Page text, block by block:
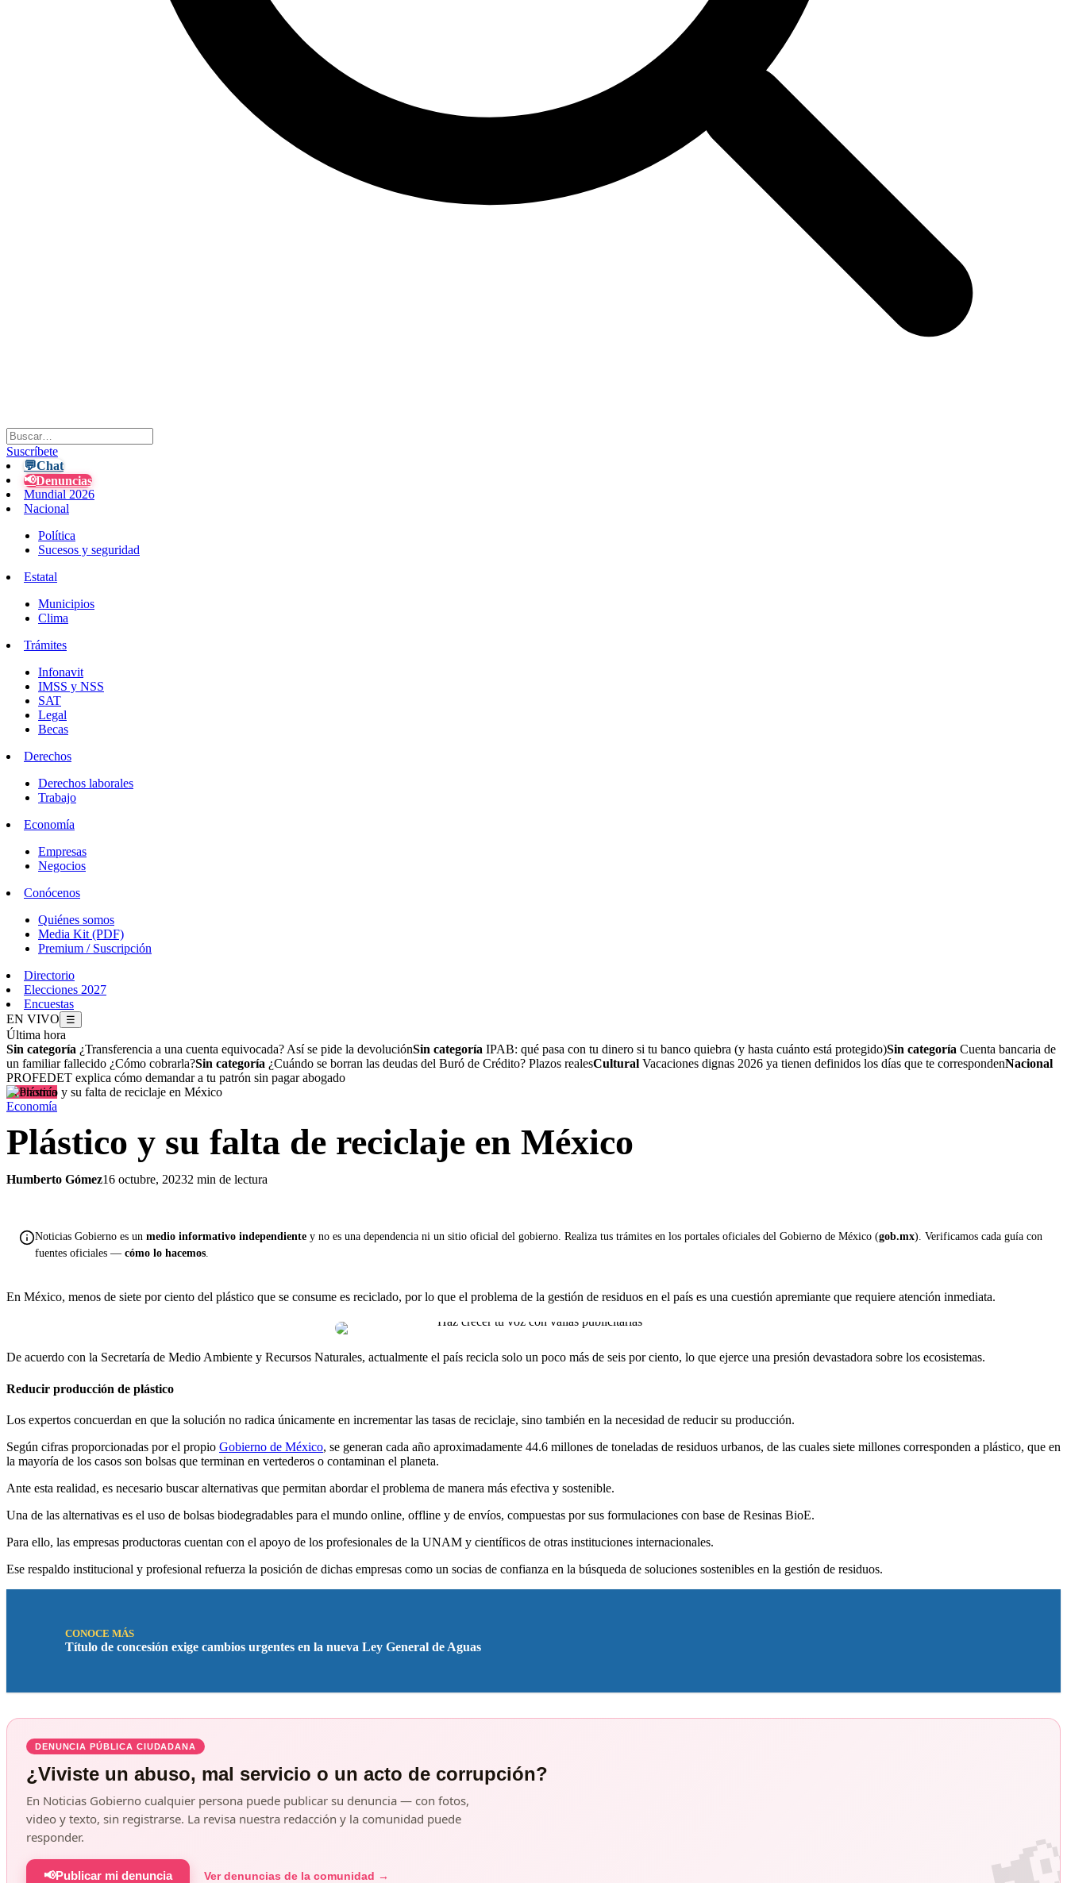
Suscríbete
💬Chat
📢Denuncias
Mundial 2026
Nacional
Política
Sucesos y seguridad
Estatal
Municipios
Clima
Trámites
Infonavit
IMSS y NSS
SAT
Legal
Becas
Derechos
Derechos laborales
Trabajo
Economía
Empresas
Negocios
Conócenos
Quiénes somos
Media Kit (PDF)
Premium / Suscripción
Directorio
Elecciones 2027
Encuestas
EN VIVO
☰
Última hora
Sin categoría ¿Transferencia a una cuenta equivocada? Así se pide la devoluciónSin categoría IPAB: qué pasa con tu dinero si tu banco quiebra (y hasta cuánto está protegido)Sin categoría Cuenta bancaria de
un familiar fallecido ¿Cómo cobrarla?Sin categoría ¿Cuándo se borran las deudas del Buró de Crédito? Plazos realesCultural Vacaciones dignas 2026 ya tienen definidos los días que te correspondenNacional
PROFEDET explica cómo demandar a tu patrón sin pagar abogado
Economía
Economía
Plástico y su falta de reciclaje en México
Humberto Gómez16 octubre, 20232 min de lectura
Noticias Gobierno es un medio informativo independiente y no es una dependencia ni un sitio oficial del gobierno. Realiza tus trámites en los portales oficiales del Gobierno de México (gob.mx). Verificamos cada guía con
fuentes oficiales — cómo lo hacemos.
En México, menos de siete por ciento del plástico que se consume es reciclado, por lo que el problema de la gestión de residuos en el país es una cuestión apremiante que requiere atención inmediata.
De acuerdo con la Secretaría de Medio Ambiente y Recursos Naturales, actualmente el país recicla solo un poco más de seis por ciento, lo que ejerce una presión devastadora sobre los ecosistemas.
Reducir producción de plástico
Los expertos concuerdan en que la solución no radica únicamente en incrementar las tasas de reciclaje, sino también en la necesidad de reducir su producción.
Según cifras proporcionadas por el propio Gobierno de México, se generan cada año aproximadamente 44.6 millones de toneladas de residuos urbanos, de las cuales siete millones corresponden a plástico, que en
la mayoría de los casos son bolsas que terminan en vertederos o contaminan el planeta.
Ante esta realidad, es necesario buscar alternativas que permitan abordar el problema de manera más efectiva y sostenible.
Una de las alternativas es el uso de bolsas biodegradables para el mundo online, offline y de envíos, compuestas por sus formulaciones con base de Resinas BioE.
Para ello, las empresas productoras cuentan con el apoyo de los profesionales de la UNAM y científicos de otras instituciones internacionales.
Ese respaldo institucional y profesional refuerza la posición de dichas empresas como un socias de confianza en la búsqueda de soluciones sostenibles en la gestión de residuos.
CONOCE MÁS
Título de concesión exige cambios urgentes en la nueva Ley General de Aguas
DENUNCIA PÚBLICA CIUDADANA
¿Viviste un abuso, mal servicio o un acto de corrupción?
En Noticias Gobierno cualquier persona puede publicar su denuncia — con fotos,
video y texto, sin registrarse. La revisa nuestra redacción y la comunidad puede
responder.
📢Publicar mi denuncia Ver denuncias de la comunidad →